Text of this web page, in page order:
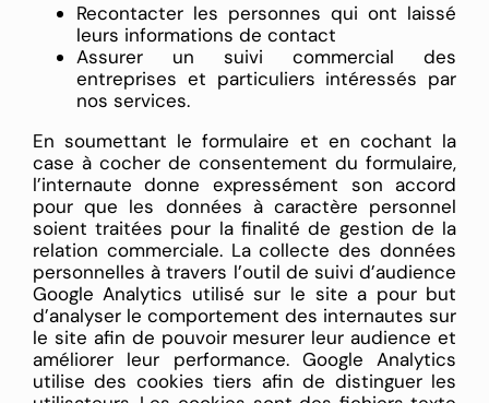
Recontacter les personnes qui ont laissé
leurs informations de contact
Assurer un suivi commercial des
entreprises et particuliers intéressés par
nos services.
En soumettant le formulaire et en cochant la
case à cocher de consentement du formulaire,
l’internaute donne expressément son accord
pour que les données à caractère personnel
soient traitées pour la finalité de gestion de la
relation commerciale. La collecte des données
personnelles à travers l’outil de suivi d’audience
Google Analytics utilisé sur le site a pour but
d’analyser le comportement des internautes sur
le site afin de pouvoir mesurer leur audience et
améliorer leur performance. Google Analytics
utilise des cookies tiers afin de distinguer les